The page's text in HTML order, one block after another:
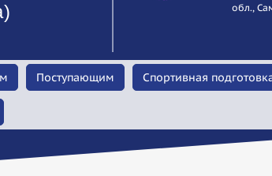
обл.,
Поступающим Спортивная